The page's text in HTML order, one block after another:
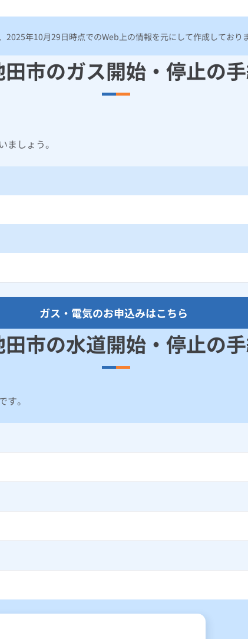
年10月29日時点でのWeb上の情報を元にして作成してお
市のガス開始・停止の
しょう。
ガス・電気のお申込みはこちら
市の水道開始・停止の
。